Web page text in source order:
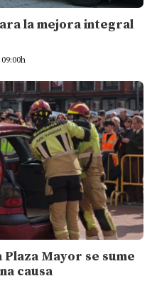
la mejora integral
Mayor se sume
causa